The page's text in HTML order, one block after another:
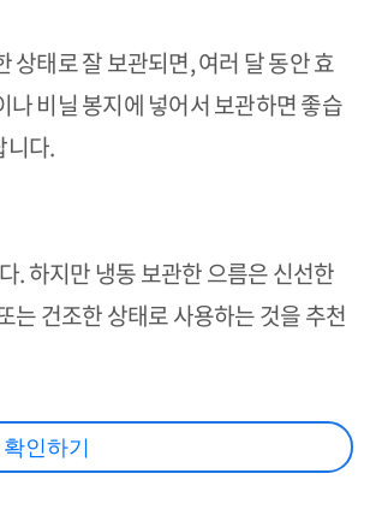
상태로 잘 보관되면, 여러 달 동안 효
비닐 봉지에 넣어서 보관하면 좋습
니다.
. 하지만 냉동 보관한 으름은 신선한
는 건조한 상태로 사용하는 것을 추천
인하기